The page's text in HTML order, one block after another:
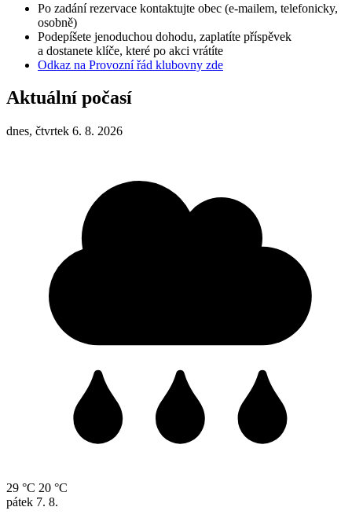
Po zadání rezervace kontaktujte obec (e-mailem, telefonicky,
osobně)
Podepíšete jenoduchou dohodu, zaplatíte příspěvek
a dostanete klíče, které po akci vrátíte
Odkaz na Provozní řád klubovny zde
Aktuální počasí
dnes, čtvrtek 6. 8. 2026
29 °C 20 °C
pátek 7. 8.